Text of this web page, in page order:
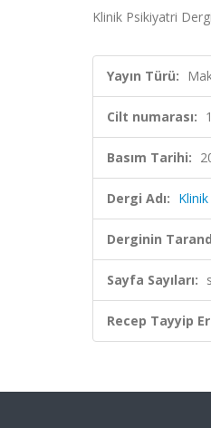
Klinik Psikiyatri
Yayın Türü:
Cilt numarası:
Basım Tarihi:
Dergi Adı:
Derginin
Sayfa Sayıları:
Recep Tayyip